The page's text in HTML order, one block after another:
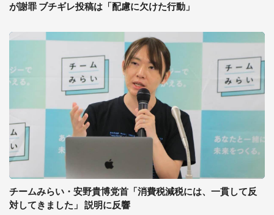
が謝罪 ブチギレ投稿は「配慮に欠けた行動」
チームみらい・安野貴博党首「消費税減税には、一貫して反
対してきました」 説明に反響